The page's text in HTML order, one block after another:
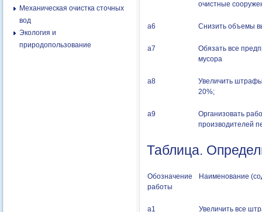
Механическая очистка сточных
вод
Экология и
природопользование
очистные
а6 Снизить объемы
а7
Обязать все
мусора
а8
Увеличить
20%;
а9
Организовать
производителей
Таблица.
Обозначение
работы
Наименование
а1 Увеличить все